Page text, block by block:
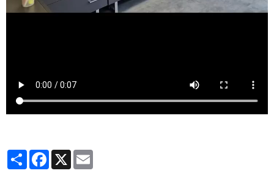
PartagerFacebook
X